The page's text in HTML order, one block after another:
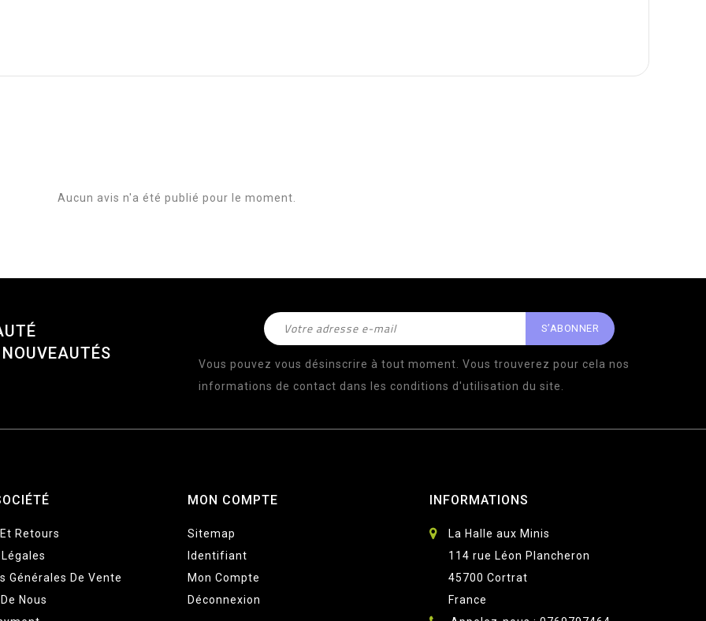
Aucun avis n'a été publié pour le moment.
Vous pouvez vous désinscrire à tout moment. Vous trouverez pour cela nos
informations de contact dans les conditions d'utilisation du site.
Retours
Générales De Vente
Nous
MON COMPTE
Sitemap
Identifiant
Mon Compte
Déconnexion
INFORMATIONS
La Halle aux Minis
114 rue Léon Plancheron
45700 Cortrat
France